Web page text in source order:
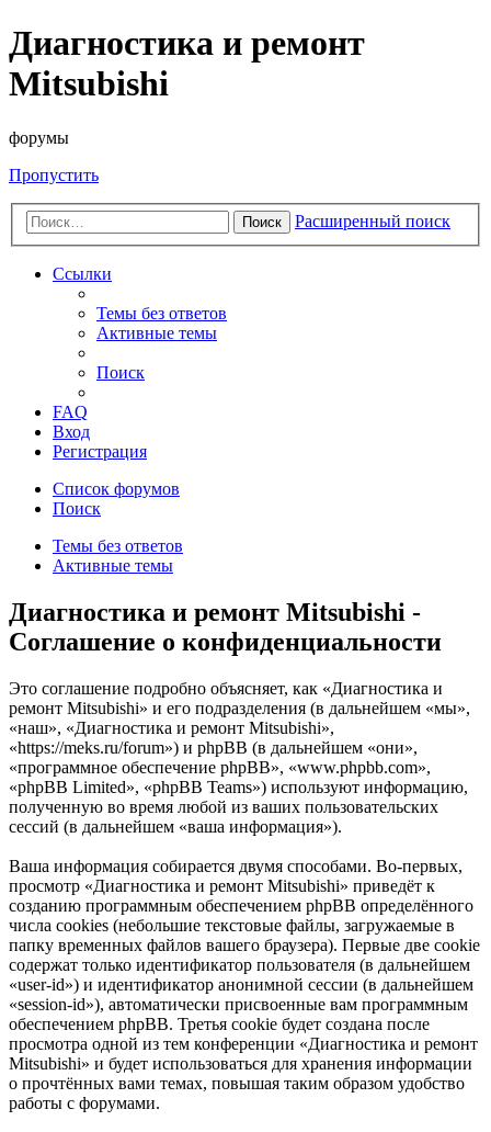
Диагностика и ремонт
Mitsubishi
форумы
Пропустить
Поиск Расширенный поиск
Ссылки
Темы без ответов
Активные темы
Поиск
FAQ
Вход
Регистрация
Список форумов
Поиск
Темы без ответов
Активные темы
Диагностика и ремонт Mitsubishi -
Соглашение о конфиденциальности
Это соглашение подробно объясняет, как «Диагностика и
ремонт Mitsubishi» и его подразделения (в дальнейшем «мы»,
«наш», «Диагностика и ремонт Mitsubishi»,
«https://meks.ru/forum») и phpBB (в дальнейшем «они»,
«программное обеспечение phpBB», «www.phpbb.com»,
«phpBB Limited», «phpBB Teams») используют информацию,
полученную во время любой из ваших пользовательских
сессий (в дальнейшем «ваша информация»).
Ваша информация собирается двумя способами. Во-первых,
просмотр «Диагностика и ремонт Mitsubishi» приведёт к
созданию программным обеспечением phpBB определённого
числа cookies (небольшие текстовые файлы, загружаемые в
папку временных файлов вашего браузера). Первые две cookie
содержат только идентификатор пользователя (в дальнейшем
«user-id») и идентификатор анонимной сессии (в дальнейшем
«session-id»), автоматически присвоенные вам программным
обеспечением phpBB. Третья cookie будет создана после
просмотра одной из тем конференции «Диагностика и ремонт
Mitsubishi» и будет использоваться для хранения информации
о прочтённых вами темах, повышая таким образом удобство
работы с форумами.